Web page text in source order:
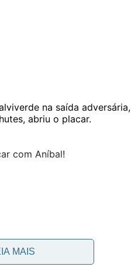
na saída adversária,
abriu o placar.
com Aníbal!
MAIS